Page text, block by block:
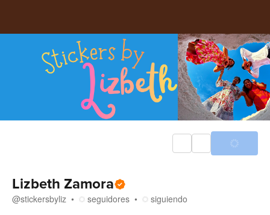
Lizbeth Zamora
@stickersbyliz seguidores siguiendo